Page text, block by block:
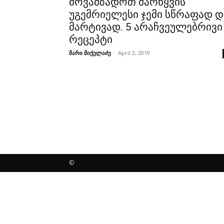
უგემრიელესი ჯემი სწრაფად
მარტივად. 5 არაჩვეულებრივი
რეცეპტი
მარი მიქელაძე - April 2, 2019
©